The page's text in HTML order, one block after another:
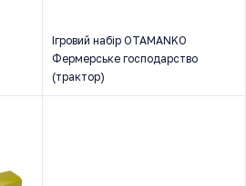
Ігровий набір OTAMANKO
Фермерське господарство
(трактор)